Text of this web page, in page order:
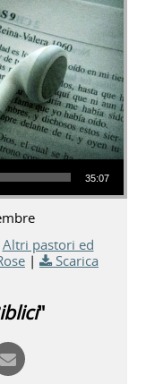
35:07
Altri pastori ed
|
Scarica
"